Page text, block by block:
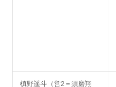
槙野遥斗（営2＝須磨翔